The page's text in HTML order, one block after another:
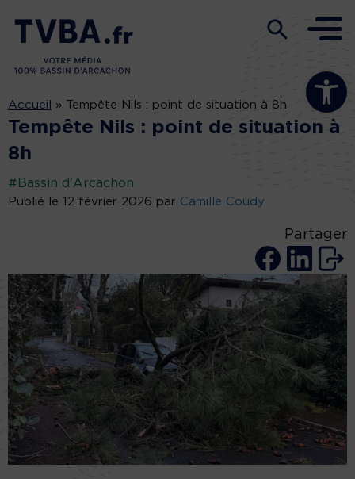
Ouvrir la
Accueil » Tempête Nils : point de situation à 8h
Tempête Nils : point de situation à
8h
#Bassin d'Arcachon
Publié le 12 février 2026 par Camille Coudy
Partager